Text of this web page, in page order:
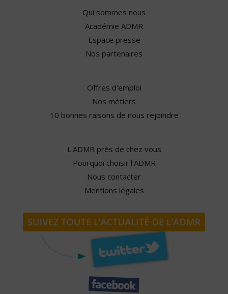
Qui sommes nous
Académie ADMR
Espace presse
Nos partenaires
Offres d'emploi
Nos métiers
10 bonnes raisons de nous rejoindre
L'ADMR près de chez vous
Pourquoi choisir l'ADMR
Nous contacter
Mentions légales